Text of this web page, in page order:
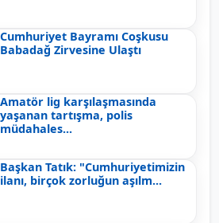
Cumhuriyet Bayramı Coşkusu
Babadağ Zirvesine Ulaştı
Amatör lig karşılaşmasında
yaşanan tartışma, polis
müdahales...
Başkan Tatık: "Cumhuriyetimizin
ilanı, birçok zorluğun aşılm...